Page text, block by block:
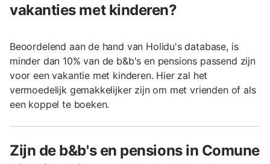
vakanties met kinderen?
Beoordelend aan de hand van Holidu's database, is
minder dan 10% van de b&b's en pensions passend zijn
voor een vakantie met kinderen. Hier zal het
vermoedelijk gemakkelijker zijn om met vrienden of als
een koppel te boeken.
Zijn de b&b's en pensions in Comune